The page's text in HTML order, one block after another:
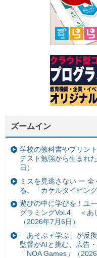
ズームイン
学校の教科書やプリン
テスト勉強から生まれ
日）
ミスを見逃さない ー
る。「カケルタイピン
遊びの中に学びを！ユ
グラミングVol.4 ＜あ
（2026年7月6日）
「あそぶ＋学ぶ」が反
監督がAIと挑む、広告
「NOA Games」（